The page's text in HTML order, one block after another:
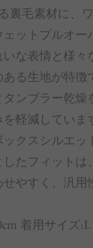
裏毛素材に、
ェットプルオー
な表情と様々
ある生地が特徴
タンブラー乾燥
を軽減していま
クスシルエッ
したフィットは
せやすく、汎用
着用サイズ:L